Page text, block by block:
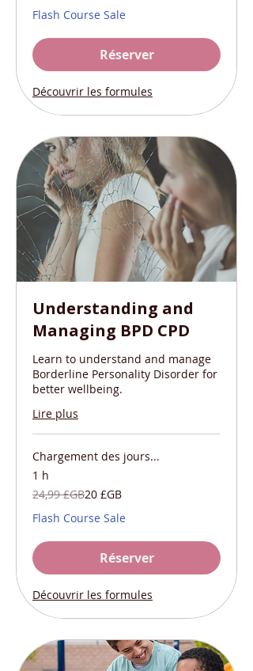
Flash Course Sale
Réserver
Découvrir les formules
Understanding and
Managing BPD CPD
Learn to understand and manage
Borderline Personality Disorder for
better wellbeing.
Lire plus
Chargement des jours...
1 h
24,99
livres
24,99 £GB20 £GB
Flash Course Sale
Réserver
Découvrir les formules